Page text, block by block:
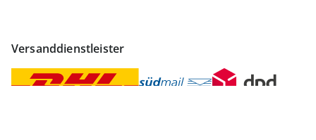
Versanddienstleister